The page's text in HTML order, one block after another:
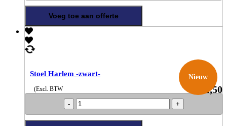
-
zand-
aantal
Voeg toe aan offerte
Nieuw
Stoel Harlem -zwart-
2,50
(Excl. BTW
Stoel
Harlem
-